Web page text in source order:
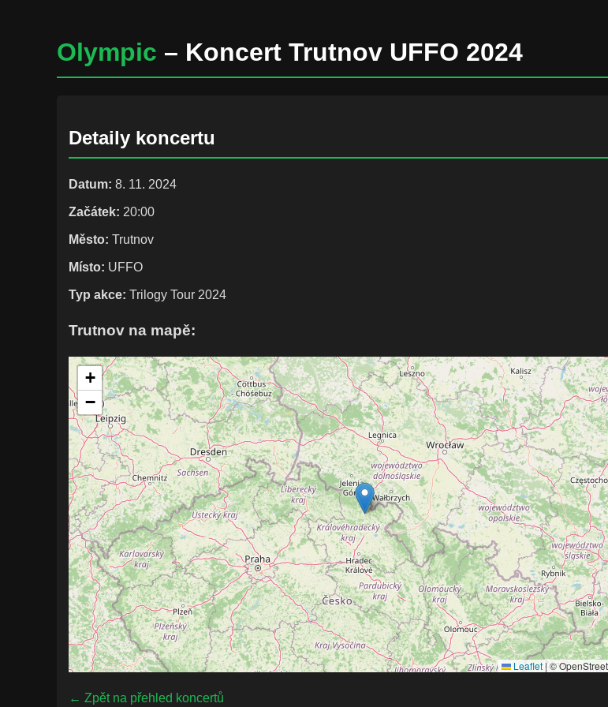
Olympic – Koncert Trutnov UFFO 2024
Detaily koncertu
Datum: 8. 11. 2024
Začátek: 20:00
Město: Trutnov
Místo: UFFO
Typ akce: Trilogy Tour 2024
Trutnov na mapě:
+
−
Leaflet|©
← Zpět na přehled koncertů